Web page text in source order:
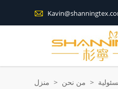

منزل > من نحن >